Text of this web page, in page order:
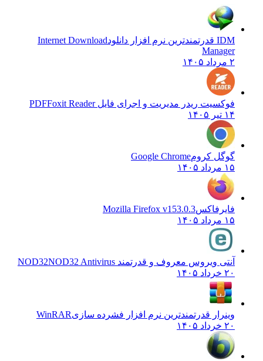
IDM قدرتمندترین نرم افزار دانلود
Internet Download
Manager
۲ مرداد ۱۴۰۵
فوکسیت ریدر مدیریت و اجرای فایل PDFFoxit Reader
۱۴ تیر ۱۴۰۵
گوگل کرومGoogle Chrome
۱۵ مرداد ۱۴۰۵
فایرفاکسMozilla Firefox v153.0.3
۱۵ مرداد ۱۴۰۵
آنتی ویروس معروف و قدرتمند NOD32 NOD32 Antivirus
۲۰ خرداد ۱۴۰۵
وینرار قدرتمندترین نرم افزار فشرده سازیWinRAR
۲۰ خرداد ۱۴۰۵